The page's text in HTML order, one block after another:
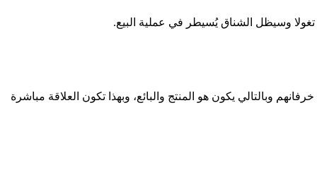
تغولا وسيظل الشناق يُسيطر في عملية البيع.
وبالتالي يكون هو المنتج والبائع، وبهذا تكون العلاقة مباشرة